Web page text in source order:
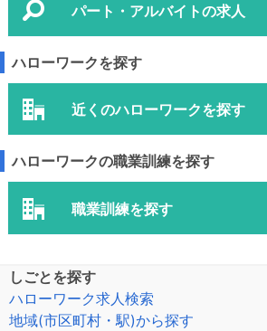
パート・アルバイトの求人
ハローワークを探す
近くのハローワークを探す
ハローワークの職業訓練を探す
職業訓練を探す
しごとを探す
ハローワーク求人検索
地域(市区町村・駅)から探す